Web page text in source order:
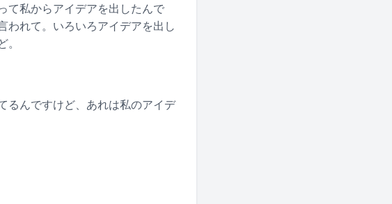
て私からアイデアを出したんで
われて。いろいろアイデアを出し
るんですけど、あれは私のアイデ